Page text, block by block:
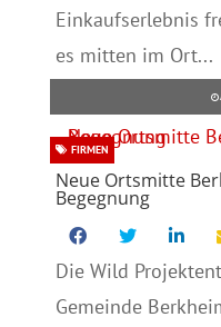
Einkaufserlebnis
es mitten im Ort...
Neue Ortsmitte
Begegnung
FIRMEN
Die Wild
Gemeinde